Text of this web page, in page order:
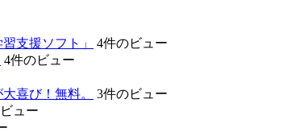
支援ソフト」
4件のビュー
4件のビュー
喜び！無料。
3件のビュー
ュー